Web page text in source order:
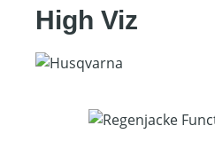
High Viz
Bildergalerie überspringen